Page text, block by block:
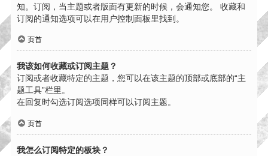
知。订阅，当主题或者版面有更新的时候，会通知您。 收藏和
订阅的通知选项可以在用户控制面板里找到。
页首
我该如何收藏或订阅主题？
订阅或者收藏特定的主题，您可以在该主题的顶部或底部的“主
题工具”栏里。
在回复时勾选订阅选项同样可以订阅主题。
页首
我怎么订阅特定的板块？